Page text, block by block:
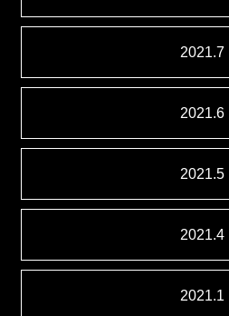
2021.7
2021.6
2021.5
2021.4
2021.1